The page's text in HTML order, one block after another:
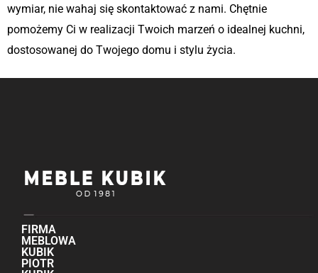
wymiar, nie wahaj się skontaktować z nami. Chętnie
pomożemy Ci w realizacji Twoich marzeń o idealnej kuchni,
dostosowanej do Twojego domu i stylu życia.
FIRMA
MEBLOWA
KUBIK
PIOTR